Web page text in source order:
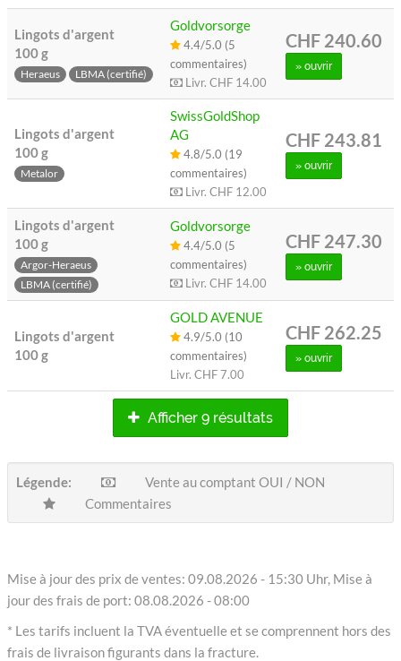
Lingots d'argent
100 g
Heraeus LBMA (certifié)
Goldvorsorge
4.4/5.0 (5
commentaires)
Livr. CHF 14.00
CHF 240.60
» ouvrir
Lingots d'argent
100 g
Metalor
SwissGoldShop
AG
4.8/5.0 (19
commentaires)
Livr. CHF 12.00
CHF 243.81
» ouvrir
Lingots d'argent
100 g
Argor-Heraeus
LBMA (certifié)
Goldvorsorge
4.4/5.0 (5
commentaires)
Livr. CHF 14.00
CHF 247.30
» ouvrir
Lingots d'argent
100 g
GOLD AVENUE
4.9/5.0 (10
commentaires)
Livr. CHF 7.00
CHF 262.25
» ouvrir
Afficher 9 résultats
Légende:
Vente au comptant OUI / NON
Commentaires
Mise à jour des prix de ventes: 09.08.2026 - 15:30 Uhr, Mise à
jour des frais de port: 08.08.2026 - 08:00
* Les tarifs incluent la TVA éventuelle et se comprennent hors des
frais de livraison figurants dans la fracture.